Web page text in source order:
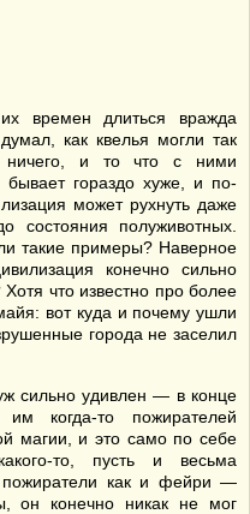
времен длиться вражда
как квелья могли так
ничего, и то что с ними
гораздо хуже, и по-
может рухнуть даже
состояния полуживотных.
такие примеры? Наверное
конечно сильно
что известно про более
вот куда и почему ушли
города не заселил
сильно удивлен — в конце
им когда-то пожирателей
магии, и это само по себе
то, пусть и весьма
пожиратели как и фейри —
он конечно никак не мог